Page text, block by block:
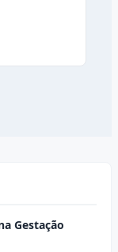
Gestação